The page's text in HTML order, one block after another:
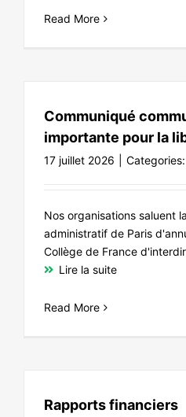
Read More
Communiqué
importante pour la
17 juillet 2026 Categories:
Nos organisations saluent
administratif de Paris
Collège de France
Lire la suite
Read More
Rapports financiers